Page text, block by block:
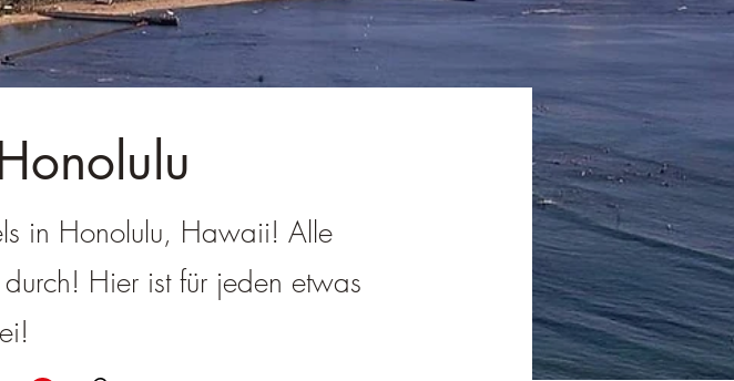
in Honolulu, Hawaii! Alle
Hier ist für jeden etwas